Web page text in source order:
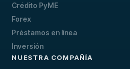
Crédito PyME
Forex
Préstamos en línea
Inversión
NUESTRA COMPAÑÍA